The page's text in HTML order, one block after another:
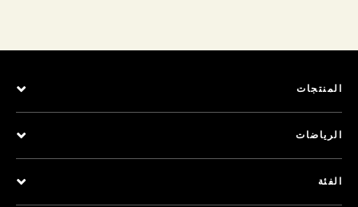
المنتجات
الرياضات
الفئة